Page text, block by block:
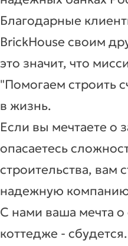
Благодарные
BrickHouse своим
это значит, что
"Помогаем строить
в жизнь.
Если вы мечтаете о
опасаетесь
строительства, вам
надежную
С нами ваша мечта
коттедже - сбудется.